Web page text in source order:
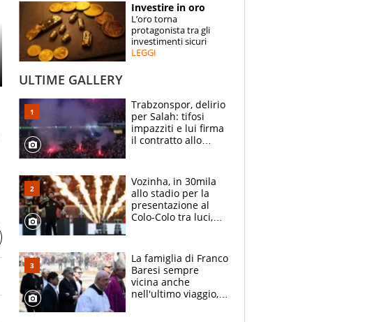
ESPERTI
CONTATTI
Investire in oro
L’oro torna
protagonista tra gli
investimenti sicuri
LEGGI
ULTIME GALLERY
Trabzonspor, delirio
per Salah: tifosi
impazziti e lui firma
il contratto allo
Vozinha, in 30mila
allo stadio per la
presentazione al
Colo-Colo tra luci,
La famiglia di Franco
Baresi sempre
vicina anche
nell'ultimo viaggio,